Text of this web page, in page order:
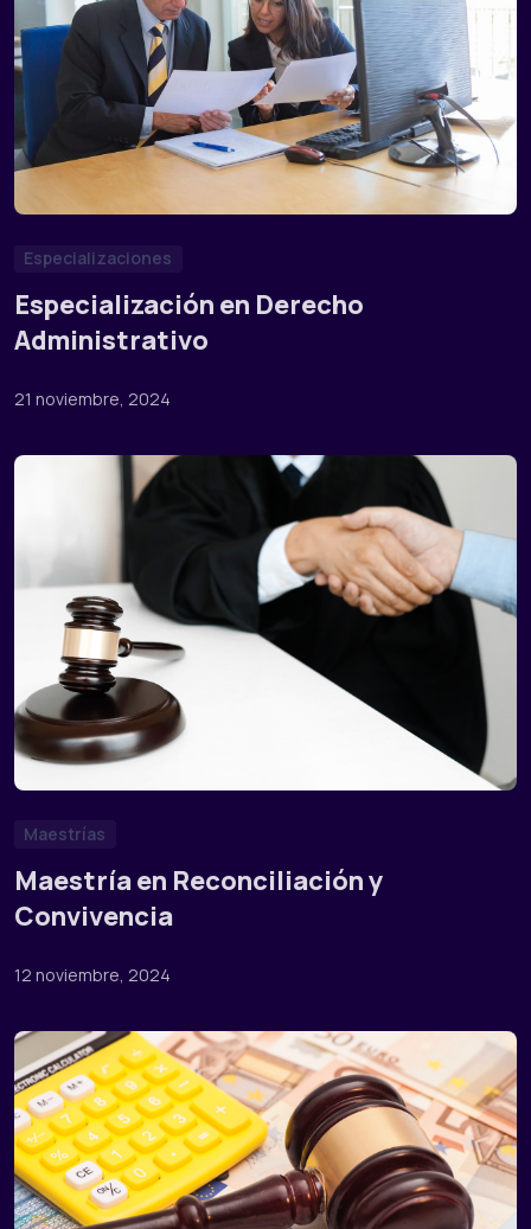
Especializaciones
Especialización en Derecho
Administrativo
21 noviembre, 2024
Maestrías
Maestría en Reconciliación y
Convivencia
12 noviembre, 2024